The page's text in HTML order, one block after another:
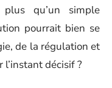
plus qu’un simple
pourrait bien se
de la régulation et
l’instant décisif ?